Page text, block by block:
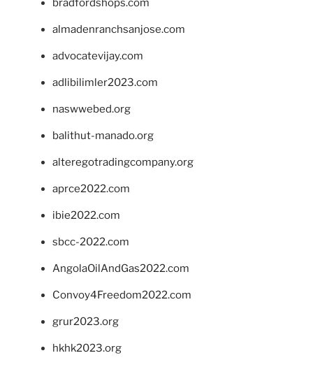
bradfordshops.com
almadenranchsanjose.com
advocatevijay.com
adlibilimler2023.com
naswwebed.org
balithut-manado.org
alteregotradingcompany.org
aprce2022.com
ibie2022.com
sbcc-2022.com
AngolaOilAndGas2022.com
Convoy4Freedom2022.com
grur2023.org
hkhk2023.org